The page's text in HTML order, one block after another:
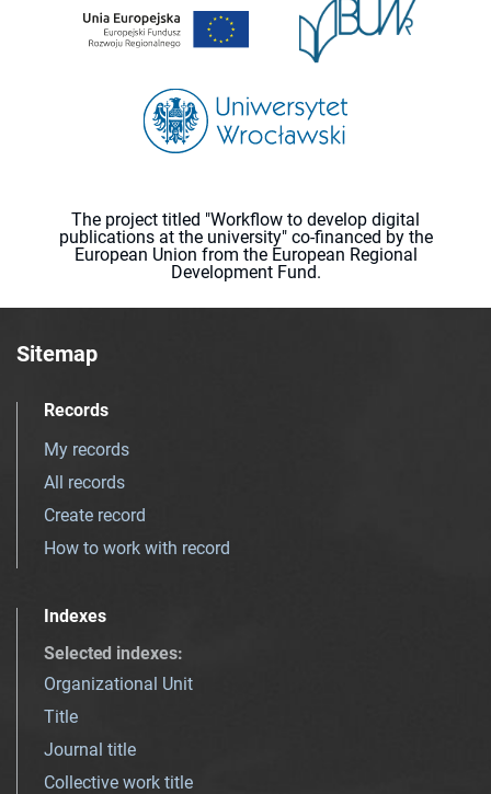
The project titled "Workflow to develop digital
publications at the university" co-financed by the
European Union from the European Regional
Development Fund.
Sitemap
Records
My records
All records
Create record
How to work with record
Indexes
Selected indexes:
Organizational Unit
Title
Journal title
Collective work title